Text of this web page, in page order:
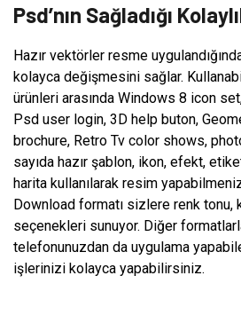
Psd’nın Sağladığı
Hazır vektörler resme
kolayca değişmesini sağlar.
ürünleri arasında Windows 8 icon
Psd user login, 3D help buton,
brochure, Retro Tv color shows,
sayıda hazır şablon, ikon, efekt,
harita kullanılarak resim
Download formatı sizlere renk tonu,
seçenekleri sunuyor. Diğer
telefonunuzdan da uygulama
işlerinizi kolayca yapabilirsiniz.